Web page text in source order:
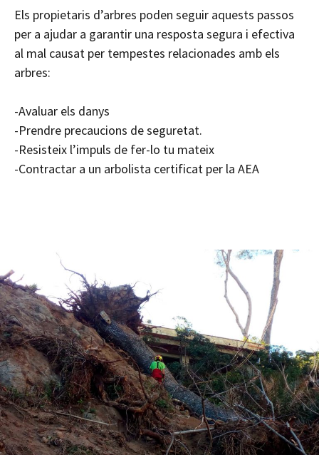
Els propietaris d’arbres poden seguir aquests passos
per a ajudar a garantir una resposta segura i efectiva
al mal causat per tempestes relacionades amb els
arbres:
-Avaluar els danys
-Prendre precaucions de seguretat.
-Resisteix l’impuls de fer-lo tu mateix
-Contractar a un arbolista certificat per la AEA